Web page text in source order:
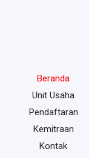
Beranda
Unit Usaha
Pendaftaran
Kemitraan
Kontak